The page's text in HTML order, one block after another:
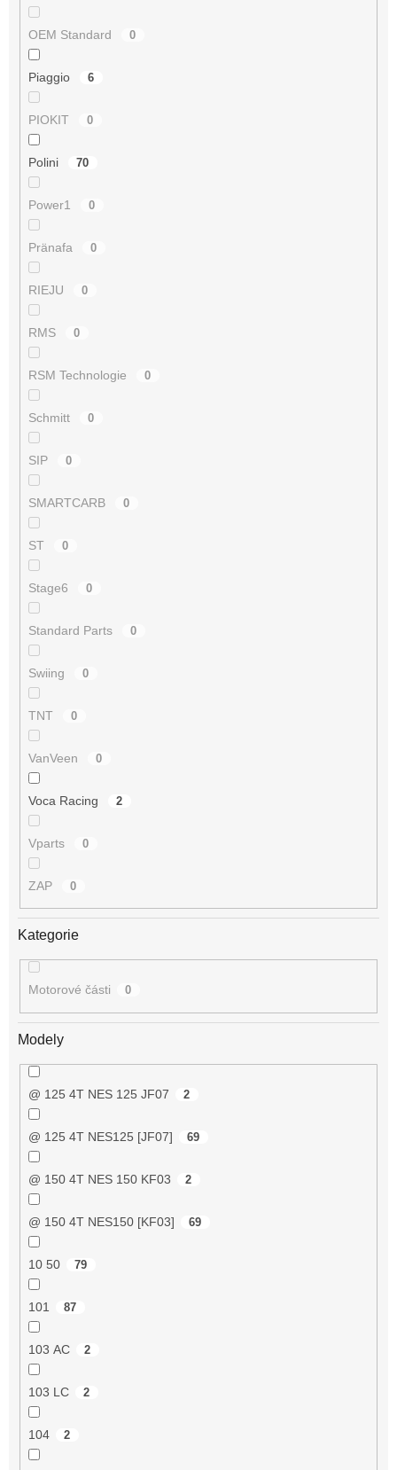
OEM Standard 0
Piaggio 6
PIOKIT 0
Polini 70
Power1 0
Pränafa 0
RIEJU 0
RMS 0
RSM Technologie 0
Schmitt 0
SIP 0
SMARTCARB 0
ST 0
Stage6 0
Standard Parts 0
Swiing 0
TNT 0
VanVeen 0
Voca Racing 2
Vparts 0
ZAP 0
Kategorie
Motorové části 0
Modely
@ 125 4T NES 125 JF07 2
@ 125 4T NES125 [JF07] 69
@ 150 4T NES 150 KF03 2
@ 150 4T NES150 [KF03] 69
10 50 79
101 87
103 AC 2
103 LC 2
104 2